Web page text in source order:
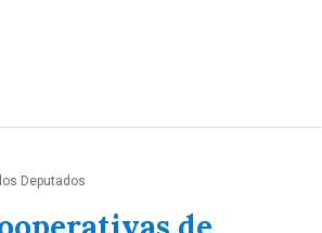
Deputados